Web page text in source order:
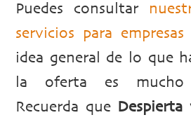
Puedes consultar
servicios para empresas
idea general de lo que
la oferta es mucho
Recuerda que